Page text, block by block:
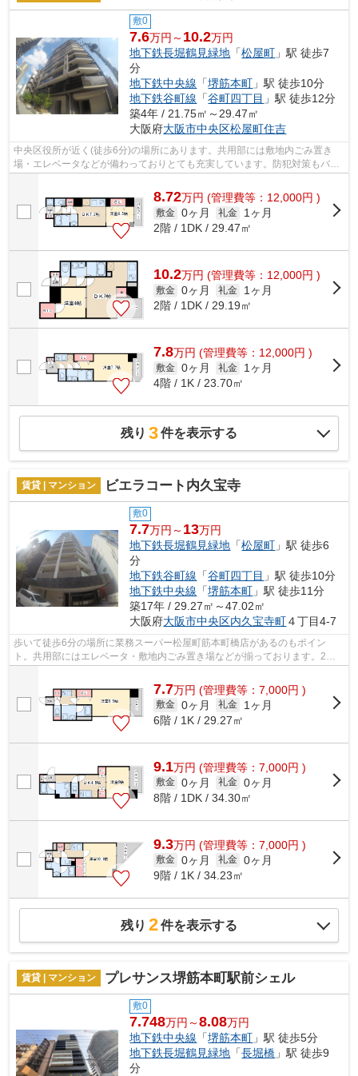
敷0
7.6万円～ 10.2万円
地下鉄長堀鶴見緑地 「松屋町 」駅 徒歩7
分
地下鉄中央線 「堺筋本町 」駅 徒歩10分
地下鉄谷町線 「谷町四丁目 」駅 徒歩12分
築4年 / 21.75㎡～29.47㎡
大阪府大阪市中央区松屋町住吉
中央区役所が近く(徒歩6分)の場所にあります。共用部には敷地内ごみ置き
場・エレベータなどが備わっておりとても充実しています。防犯対策もバッ
8.72万円 (管理費等：12,000円 )
敷金 0ヶ月 礼金
1ヶ月
2階 / 1DK / 29.47㎡
10.2万円 (管理費等：12,000円 )
敷金 0ヶ月 礼金
1ヶ月
2階 / 1DK / 29.19㎡
7.8万円 (管理費等：12,000円 )
敷金 0ヶ月 礼金
1ヶ月
4階 / 1K / 23.70㎡
残り 3件を表示する
賃貸 | マンション ビエラコート内久宝寺
敷0
7.7万円～ 13万円
地下鉄長堀鶴見緑地 「松屋町 」駅 徒歩6
分
地下鉄谷町線 「谷町四丁目 」駅 徒歩10分
地下鉄中央線 「堺筋本町 」駅 徒歩11分
築17年 / 29.27㎡～47.02㎡
大阪府大阪市中央区内久宝寺町４丁目4-7
歩いて徒歩6分の場所に業務スーパー松屋町筋本町橋店があるのもポイン
ト。共用部にはエレベータ・敷地内ごみ置き場などが揃っております。2駅
7.7万円 (管理費等：7,000円 )
敷金 0ヶ月 礼金
1ヶ月
6階 / 1K / 29.27㎡
9.1万円 (管理費等：7,000円 )
敷金 0ヶ月 礼金 0ヶ月
8階 / 1DK / 34.30㎡
9.3万円 (管理費等：7,000円 )
敷金 0ヶ月 礼金 0ヶ月
9階 / 1K / 34.23㎡
残り 2件を表示する
賃貸 | マンション プレサンス堺筋本町駅前シェル
敷0
7.748万円～8.08万円
地下鉄中央線 「堺筋本町 」駅 徒歩5分
地下鉄長堀鶴見緑地 「長堀橋 」駅 徒歩9
分